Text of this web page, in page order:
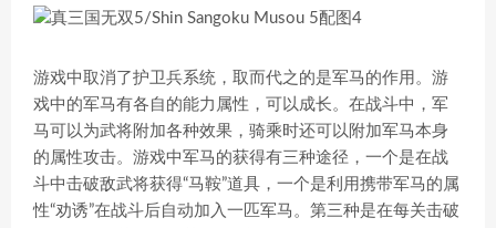
游戏中取消了护卫兵系统，取而代之的是军马的作用。游
戏中的军马有各自的能力属性，可以成长。在战斗中，军
马可以为武将附加各种效果，骑乘时还可以附加军马本身
的属性攻击。游戏中军马的获得有三种途径，一个是在战
斗中击破敌武将获得“马鞍”道具，一个是利用携带军马的属
性“劝诱”在战斗后自动加入一匹军马。第三种是在每关击破